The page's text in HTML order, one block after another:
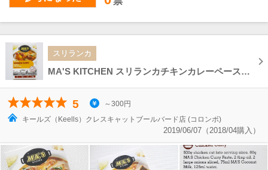
スリランカ
MA'S KITCHEN スリランカチキンカレーペースト Sri Lankan CHICKEN CURRY PASTE
5
～300円
キールズ（Keells）クレスキャットブールバード店 (コロンボ)
2019/06/07（2018/04購入）